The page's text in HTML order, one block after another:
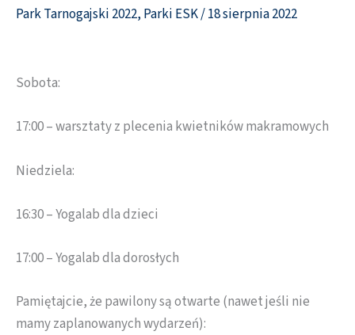
Park Tarnogajski 2022, Parki ESK/18 sierpnia 2022
Sobota:
17:00 – warsztaty z plecenia kwietników makramowych
Niedziela:
16:30 – Yogalab dla dzieci
17:00 – Yogalab dla dorosłych
Pamiętajcie, że pawilony są otwarte (nawet jeśli nie
mamy zaplanowanych wydarzeń):